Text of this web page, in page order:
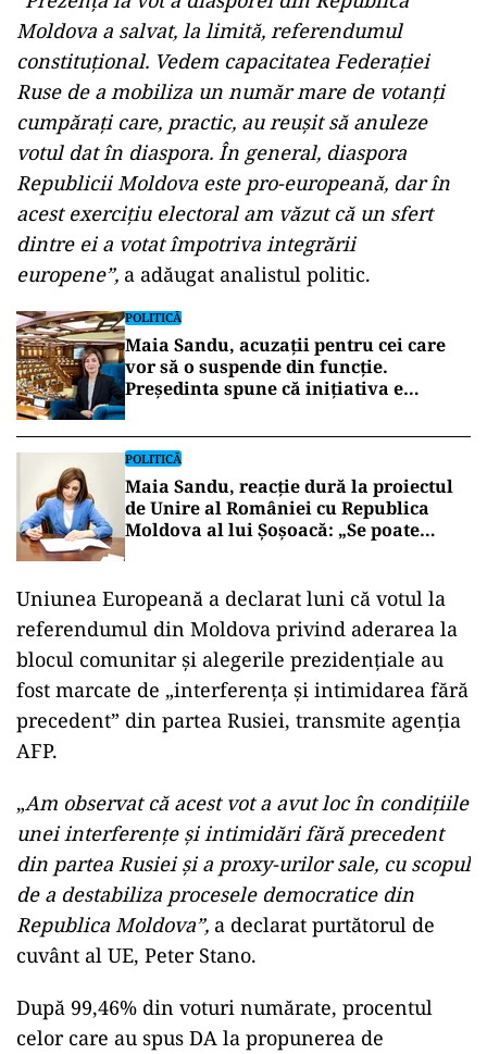
Moldova a salvat, la limită, referendumul
constituțional. Vedem capacitatea Federației
Ruse de a mobiliza un număr mare de votanți
cumpărați care, practic, au reușit să anuleze
votul dat în diaspora. În general, diaspora
Republicii Moldova este pro-europeană, dar în
acest exercițiu electoral am văzut că un sfert
dintre ei a votat împotriva integrării
europene”, a adăugat analistul politic.
POLITICĂ
Maia Sandu, acuzații pentru cei care
vor să o suspende din funcție.
Președinta spune că inițiativa e
POLITICĂ
Maia Sandu, reacție dură la proiectul
de Unire al României cu Republica
Moldova al lui Șoșoacă: „Se poate
Uniunea Europeană a declarat luni că votul la
referendumul din Moldova privind aderarea la
blocul comunitar și alegerile prezidențiale au
fost marcate de „interferența și intimidarea fără
precedent” din partea Rusiei, transmite agenția
AFP.
„Am observat că acest vot a avut loc în condițiile
unei interferențe și intimidări fără precedent
din partea Rusiei și a proxy-urilor sale, cu scopul
de a destabiliza procesele democratice din
Republica Moldova”, a declarat purtătorul de
cuvânt al UE, Peter Stano.
După 99,46% din voturi numărate, procentul
celor care au spus DA la propunerea de